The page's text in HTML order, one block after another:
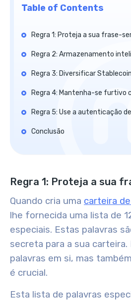
Table of Contents
Regra 1: Proteja a sua frase-
Regra 2: Armazenamento
Regra 3: Diversificar
Regra 4: Mantenha-se furtivo
Regra 5: Use a autenticação
Conclusão
Regra 1: Proteja a sua
Quando cria uma carteira
lhe fornecida uma lista de
especiais. Estas palavras
secreta para a sua carteira.
palavras em si, mas
é crucial.
Esta lista de palavras